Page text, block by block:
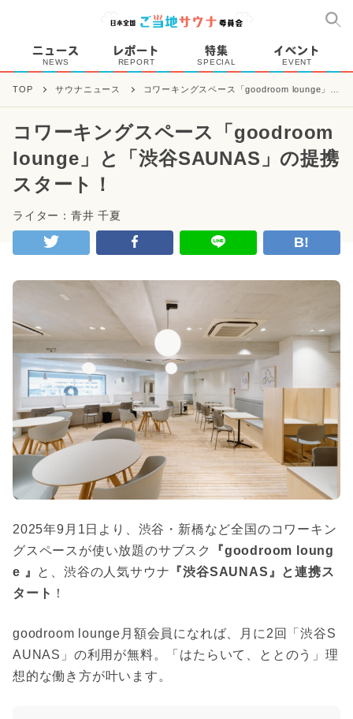
ニュース
NEWS
レポート
REPORT
特集
SPECIAL
イベント
EVENT
TOP サウナニュース
コワーキングスペース「goodroom lounge」と
コワーキングスペース「goodroom
lounge」と「渋谷SAUNAS」の提携
スタート！
ライター：青井 千夏
B!
2025年9月1日より、渋谷・新橋など全国のコワーキン
グスペースが使い放題のサブスク
『goodroom loung
e 』 と、渋谷の人気サウナ 『渋谷SAUNAS』と連携ス
タート ！
goodroom lounge月額会員になれば、月に2回「渋谷S
AUNAS」の利用が無料。「はたらいて、ととのう」理
想的な働き方が叶います。